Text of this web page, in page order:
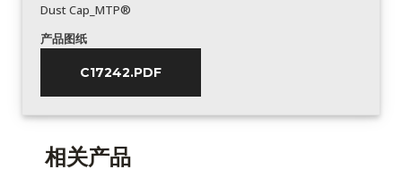
Dust Cap_MTP®
产品图纸
C17242.PDF
相关产品